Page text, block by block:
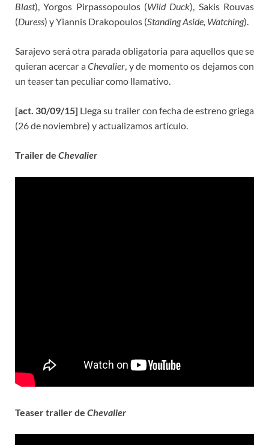
Blast), Yorgos Pirpassopoulos (Wild Duck), Sakis Rouvas
(Duress) y Yiannis Drakopoulos (Standing Aside, Watching).
Sarajevo será otra parada obligatoria para aquellos que se
quieran acercar aChevalier, y de momento os dejamos con
un teaser tan peculiar como llamativo.
[act. 30/09/15] Llega su trailer con fecha de estreno griega
(26 de noviembre) y actualizamos artículo.
Trailer de Chevalier
Teaser trailer de Chevalier